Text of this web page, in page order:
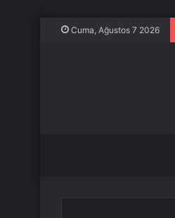
Cuma, Ağustos 7 2026